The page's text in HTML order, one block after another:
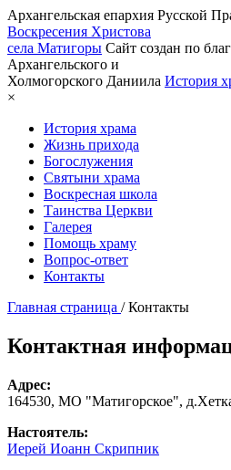
Архангельская епархия Русской
Воскресения Христова
села Матигоры Сайт создан по
Архангельского и
Холмогорского Даниила История
×
История храма
Жизнь прихода
Богослужения
Святыни храма
Воскресная школа
Таинства Церкви
Галерея
Помощь храму
Вопрос-ответ
Контакты
Главная страница /Контакты
Контактная
Адрес:
164530, МО "Матигорское",
Настоятель:
Иерей Иоанн Скрипник